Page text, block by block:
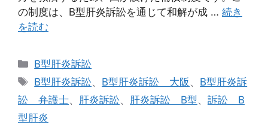
の制度は、B型肝炎訴訟を通じて和解が成 … 続き
を読む
カ
テ
リ
ー
B型肝炎訴訟
タ
グ
B型肝炎訴訟、 B型肝炎訴訟 大阪 、 B型肝炎訴
訟 弁護士、 肝炎訴訟、 肝炎訴訟 B型、 訴訟 B
型肝炎